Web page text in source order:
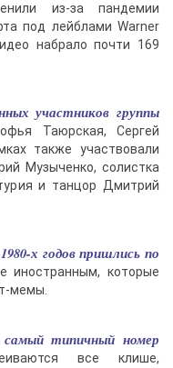
из-за пандемии
под лейблами Warner
набрало почти 169
участников группы
Таюрская, Сергей
также участвовали
Музыченко, солистка
и танцор Дмитрий
х годов пришлись по
иностранным, которые
мемы.
типичный номер
все клише,